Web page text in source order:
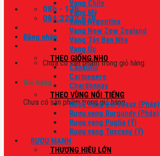
08h - 17h
084.2222.678
Đăng nhập
Chưa có sản phẩm trong giỏ hàng.
Giỏ hàng
Chưa có sản phẩm trong giỏ hàng.
Vang Chile
Vang Mỹ
Vang Argentina
Vang New Zew Zealand
Vang Tây Ban Nha
Vang Úc
THEO GIỐNG NHO
Canaiolo
Carmenere
Chardonnay
THEO VÙNG NỔI TIẾNG
Rượu vang Bordeaux (Pháp)
Rượu vang Burgundy (Pháp)
Rượu vang Puglia (Ý)
Rượu vang Tuscany (Ý)
RƯỢU MẠNH
THƯƠNG HIỆU LỚN